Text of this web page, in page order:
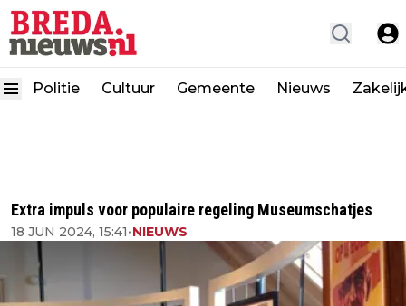
Politie Cultuur Gemeente Nieuws
Extra impuls voor populaire regeling Museumschatjes
18 JUN 2024, 15:41•NIEUWS